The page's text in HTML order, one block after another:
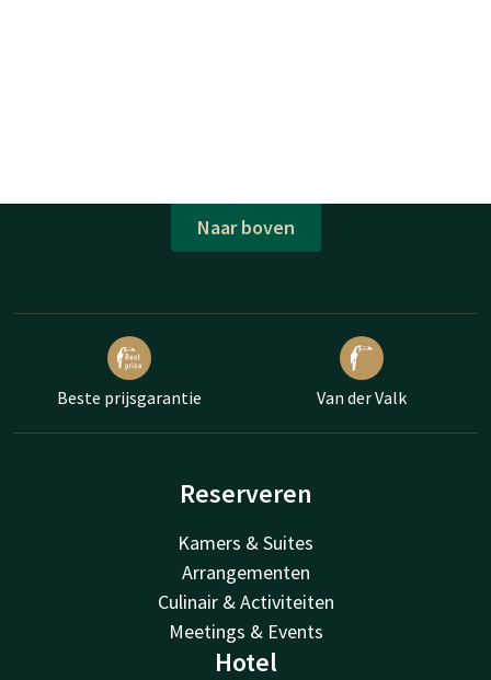
Naar boven
Beste prijsgarantie Van der Valk
Reserveren
Kamers & Suites
Arrangementen
Culinair & Activiteiten
Meetings & Events
Hotel